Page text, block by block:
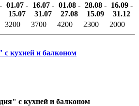
01.07 -
15.07
16.07 -
31.07
01.08 -
27.08
28.08 -
15.09
16.09 -
31.12
3200 3700 4200 2300 2000
с кухней и балконом
с кухней и балконом